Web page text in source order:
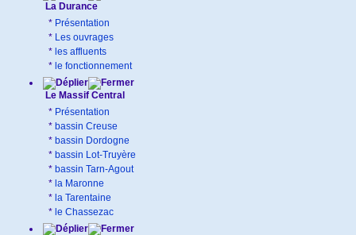
La Durance
* Présentation
* Les ouvrages
* les affluents
* le fonctionnement
Le Massif Central
* Présentation
* bassin Creuse
* bassin Dordogne
* bassin Lot-Truyère
* bassin Tarn-Agout
* la Maronne
* la Tarentaine
* le Chassezac